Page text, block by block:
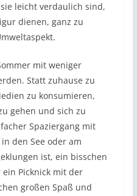
leicht verdaulich sind,
dienen, ganz zu
mit weniger
Statt zuhause zu
zu konsumieren,
gehen und sich zu
Spaziergang mit
den See oder am
ist, ein bisschen
Picknick mit der
großen Spaß und